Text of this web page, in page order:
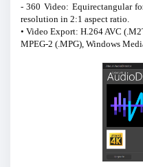
- 360 Video: Equirectangular
resolution in 2:1 aspect ratio.
• Video Export: H.264 AVC
MPEG-2 (.MPG), Windows